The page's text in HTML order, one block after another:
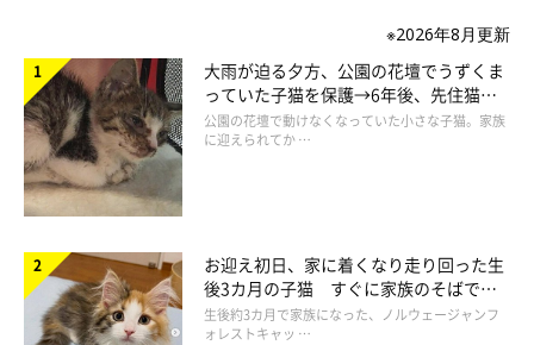
※2026年8月更新
大雨が迫る夕方、公園の花壇でうずくま
っていた子猫を保護→6年後、先住猫
と“姉妹”のような関係に
公園の花壇で動けなくなっていた小さな子猫。家族
に迎えられてか …
お迎え初日、家に着くなり走り回った生
後3カ月の子猫 すぐに家族のそばで落
ち着く姿に「迎えてよかった」
生後約3カ月で家族になった、ノルウェージャンフ
ォレストキャッ …